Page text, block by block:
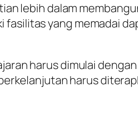
lebih dalam
yang memadai
harus dimulai
harus